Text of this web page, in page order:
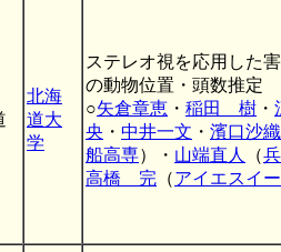
北海
道大
学
ステレオ視を応用した
の動物位置・頭数推定
○矢倉章恵 ・ 稲田 樹 ・
央 ・ 中井一文 ・ 濱口沙織
船高専）・ 山端直人 （
高橋 完 （アイエスイー